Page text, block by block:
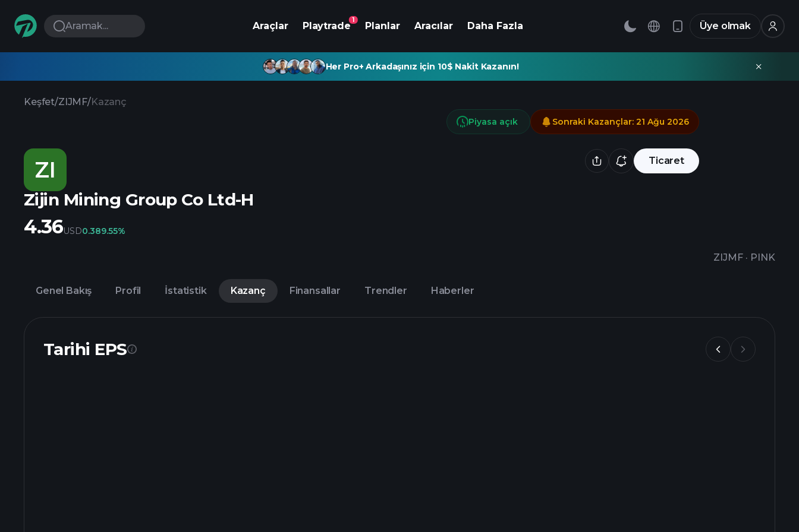
Aramak... Araçlar Playtrade
1
Planlar Aracılar Daha Fazla Üye olmak
Her Pro+ Arkadaşınız için 10$ Nakit Kazanın!
Keşfet/ZIJMF/Kazanç
ZI Ticaret
Zijin Mining Group Co Ltd-H
ZIJMF · PINK
Piyasa açık Sonraki Kazançlar: 21 Ağu 2026
4.36USD0.389.55%
Genel Bakış Profil İstatistik Kazanç Finansallar Trendler Haberler
Tarihi EPS